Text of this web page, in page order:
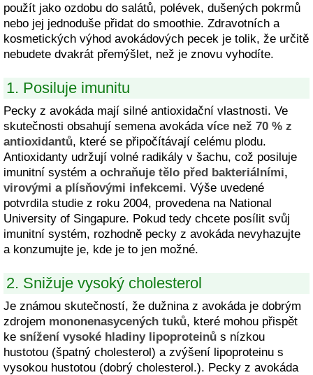
použít jako ozdobu do salátů, polévek, dušených pokrmů
nebo jej jednoduše přidat do smoothie. Zdravotních a
kosmetických výhod avokádových pecek je tolik, že určitě
nebudete dvakrát přemýšlet, než je znovu vyhodíte.
1. Posiluje imunitu
Pecky z avokáda mají silné antioxidační vlastnosti. Ve
skutečnosti obsahují semena avokádavíce než 70 % z
antioxidantů, které se připočítávají celému plodu.
Antioxidanty udržují volné radikály v šachu, což posiluje
imunitní systém a ochraňuje tělo před bakteriálními,
virovými a plísňovými infekcemi. Výše uvedené
potvrdila studie z roku 2004, provedena na National
University of Singapure. Pokud tedy chcete posílit svůj
imunitní systém, rozhodně pecky z avokáda nevyhazujte
a konzumujte je, kde je to jen možné.
2. Snižuje vysoký cholesterol
Je známou skutečností, že dužnina z avokáda je dobrým
zdrojem mononenasycených tuků, které mohou přispět
ke snížení vysoké hladiny lipoproteinů s nízkou
hustotou (špatný cholesterol) a zvýšení lipoproteinu s
vysokou hustotou (dobrý cholesterol.). Pecky z avokáda